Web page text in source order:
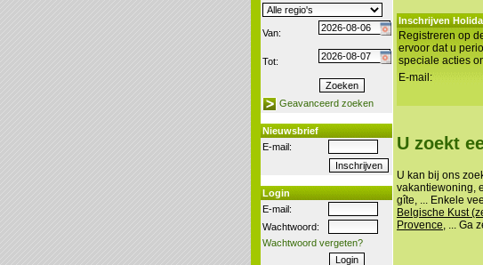
Van:
Tot:
Geavanceerd zoeken
Nieuwsbrief
E-mail:
Login
E-mail:
Wachtwoord:
Wachtwoord vergeten?
Inschrijven
Registreren op
ervoor dat u
speciale acties
E-mail:
U zoekt
U kan bij ons
vakantiewoning,
gîte, ... Enkele
Belgische Kust
Provence , ... Ga